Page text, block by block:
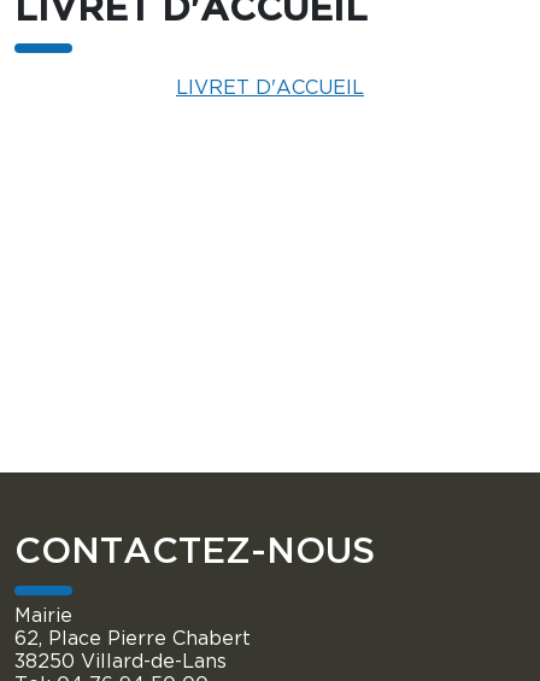
LIVRET D'ACCUEIL
LIVRET D'ACCUEIL
CONTACTEZ-NOUS
Mairie
62, Place Pierre Chabert
38250 Villard-de-Lans